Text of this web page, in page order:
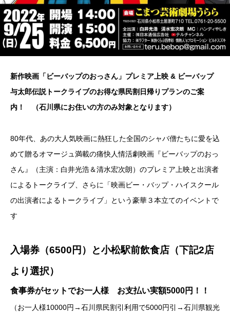
新作映画「ビーバップのおっさん」プレミア上映 & ビーバップ
与太郎伝説トークライブのお得な県民割日帰りプランのご案
内！ （石川県にお住いの方のみ対象となります）
80年代、あの大人気映画に熱狂した全国のシャバ僧たちに愛を込
めて贈るオマージュ満載の痛快人情活劇映画『ビーバップのおっ
さん』（主演：白井光浩＆清水宏次朗）のプレミア上映と出演者
によるトークライブ、さらに「映画ビー・バップ・ハイスクール
の出演者によるトークライブ」という豪華３本立てのイベントで
す
入場券（6500円）と小松駅前飲食店（下記2店
より選択）
食事券がセットでお一人様 お支払い実額5000円！！
（お一人様10000円→石川県民割引利用で5000円引→石川県観光